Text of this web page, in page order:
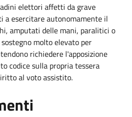
elettori affetti da grave
a esercitare autonomamente il
amputati delle mani, paralitici o
molto elevato per
richiedere l'apposizione
codice sulla propria tessera
al voto assistito.